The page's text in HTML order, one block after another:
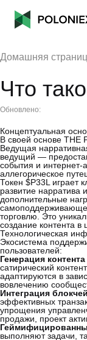
Домашняя
Что
Обновлено:
Концептуальная
В своей основе THE
Ведущая
ведущий —
события и интернет-
аллегорическое
Токен $P33L играет
развитие нарратива
дополнительные
торговлю. Это
создание контента в
Технологическая
Экосистема
пользователей:
Генерация
сатирический
адаптируются в
вовлечению
Интеграция
эффективных
упрощения
продажи, проект
выполняют задачи,